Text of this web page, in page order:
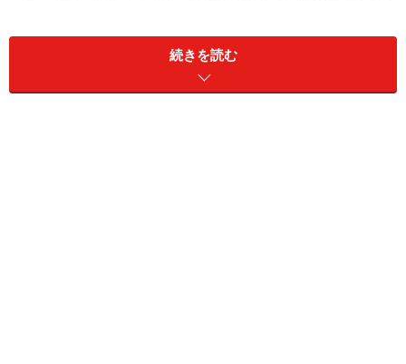
料理)を作ることが大切です。しかし、自宅に人を招いて
のホームパティーには憧れても、テーブルコーディネー
トにおもてなし料理に……と慣れないことが多くてなかな
続きを読む